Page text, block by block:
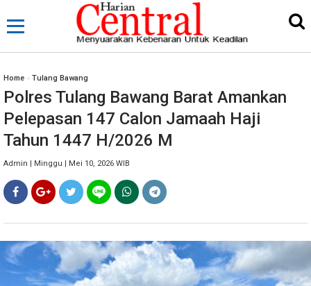
Home » Tulang Bawang
Polres Tulang Bawang Barat Amankan
Pelepasan 147 Calon Jamaah Haji
Tahun 1447 H/2026 M
Admin | Minggu | Mei 10, 2026 WIB